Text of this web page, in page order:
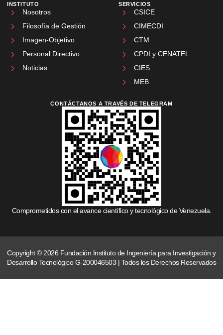
INSTITUTO
Nosotros
Filosofía de Gestión
Imagen-Objetivo
Personal Directivo
Noticias
SERVICIOS
CSICE
CIMECDI
CTM
CPDI y CENATEL
CIES
MEB
CONTÁCTANOS A TRAVÉS DE TELEGRAM
Comprometidos con el avance científico y tecnológico de Venezuela.
Copyright © 2026 Fundación Instituto de Ingeniería para Investigación y
Desarrollo Tecnológico G-200046503 | Todos los Derechos Reservados